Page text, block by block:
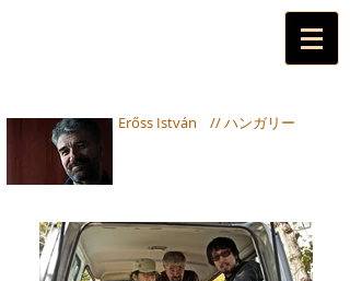
Erőss István // ハンガリー